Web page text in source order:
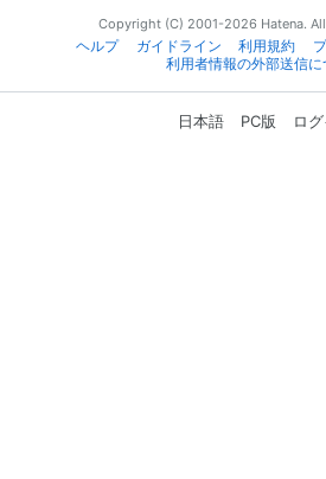
Copyright (C) 2001-2026 Hatena.
ヘルプ
ガイドライン 利用規約
利用者情報の外部送信に
日本語 PC版 ロ